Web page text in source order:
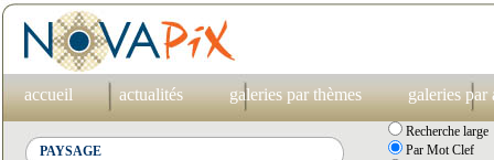
accueil actualités galeries par thèmes galeries par
Recherche large
Par Mot Clef